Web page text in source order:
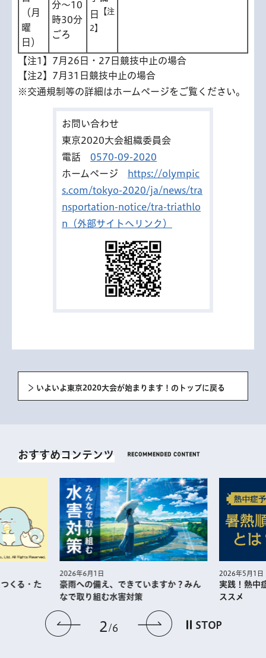
（月
曜
日）
分～10
時30分
ごろ
日
【注
2】
【注1】7月26日・27日競技中止の場合
【注2】7月31日競技中止の場合
※交通規制等の詳細はホームページをご覧ください。
お問い合わせ
東京2020大会組織委員会
電話 0570-09-2020
ホームページ
https://olympic
s.com/tokyo-2020/ja/news/tra
nsportation-notice/tra-triathlo
n（外部サイトへリンク）
いよいよ東京2020大会が始まります！のトップに戻る
おすすめコンテンツ
前のスライドを表示
2 6 次のスライドを
STOP
くる・た
2026年6月1日
豪雨への備え、できていますか？みん
なで取り組む水害対策
2026年5月1日
実践！熱中
ススメ